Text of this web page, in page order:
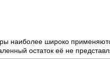
наиболее широко
остаток её не